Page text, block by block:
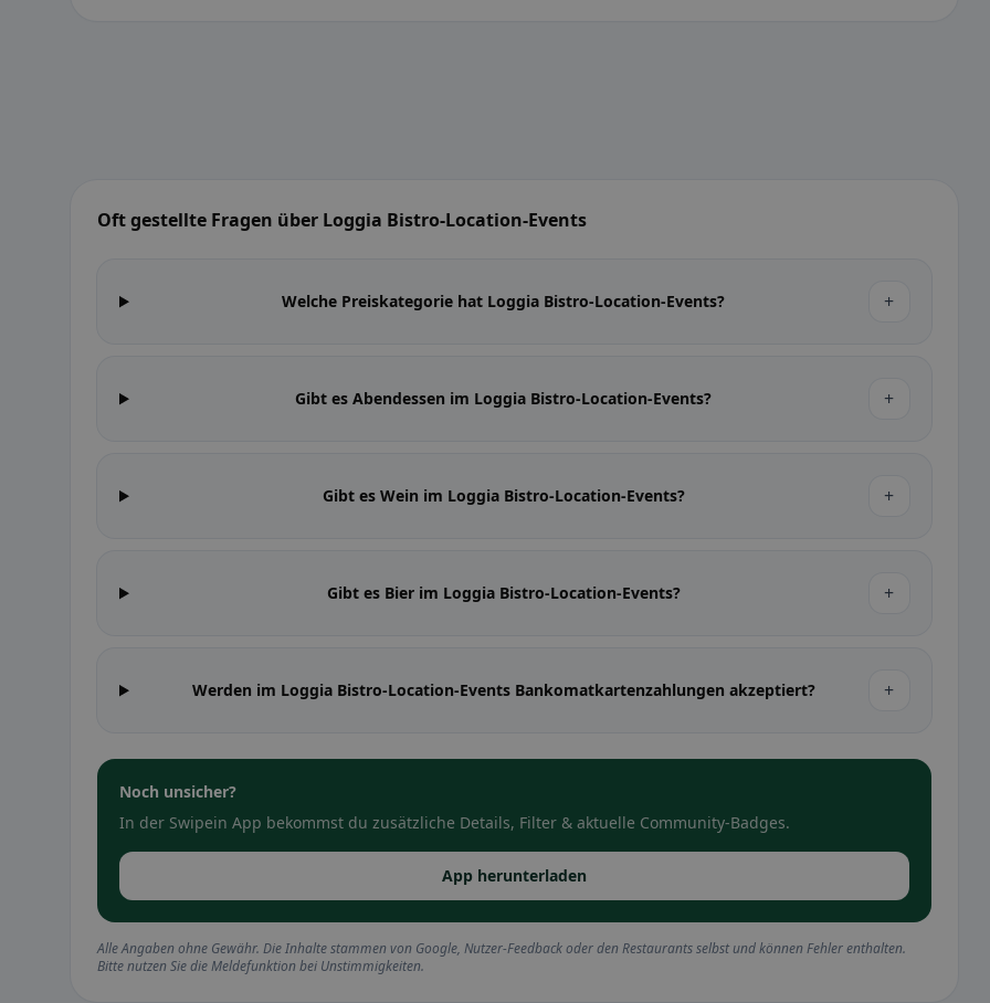
Oft gestellte Fragen über Loggia Bistro-Location-Events
Welche Preiskategorie hat Loggia Bistro-Location-Events? +
Gibt es Abendessen im Loggia Bistro-Location-Events? +
Gibt es Wein im Loggia Bistro-Location-Events? +
Gibt es Bier im Loggia Bistro-Location-Events? +
Werden im Loggia Bistro-Location-Events Bankomatkartenzahlungen akzeptiert? +
Noch unsicher?
In der Swipein App bekommst du zusätzliche Details, Filter & aktuelle Community-Badges.
App herunterladen
Alle Angaben ohne Gewähr. Die Inhalte stammen von Google, Nutzer-Feedback oder den Restaurants selbst und können Fehler enthalten.
Bitte nutzen Sie die Meldefunktion bei Unstimmigkeiten.